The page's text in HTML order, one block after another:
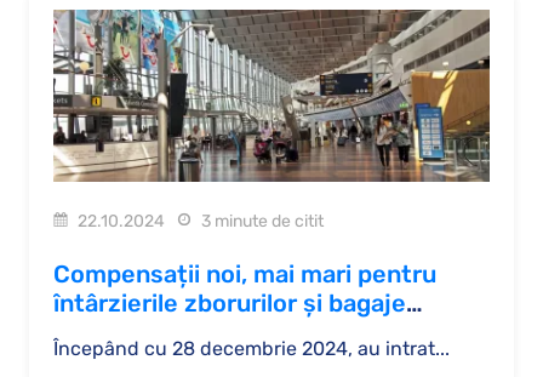
22.10.2024 3 minute de citit
Compensații noi, mai mari pentru
întârzierile zborurilor și bagaje
pierdute 2024
Începând cu 28 decembrie 2024, au intrat...